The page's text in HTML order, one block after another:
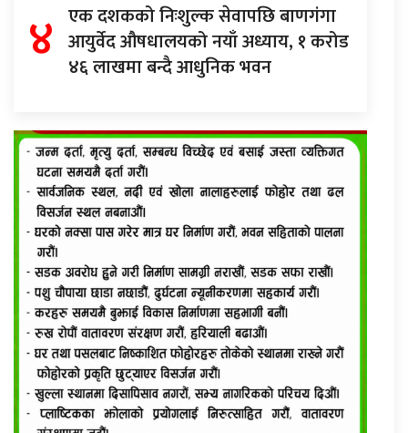
४ एक दशकको निःशुल्क सेवापछि बाणगंगा
आयुर्वेद औषधालयको नयाँ अध्याय, १ करोड
४६ लाखमा बन्दै आधुनिक भवन